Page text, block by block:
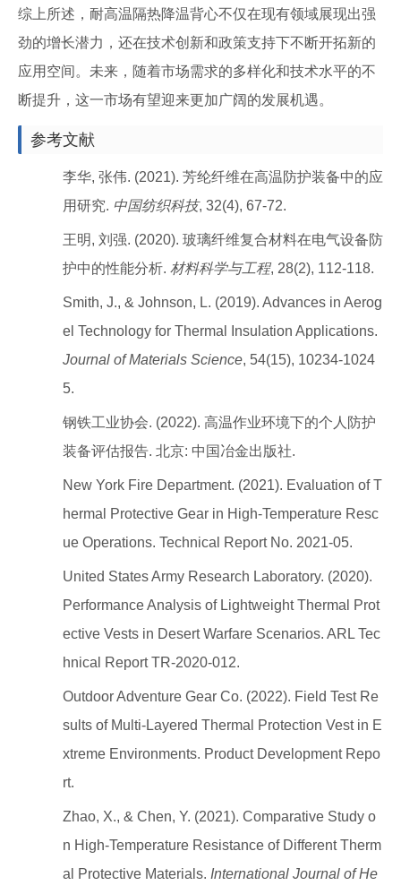
综上所述，耐高温隔热降温背心不仅在现有领域展现出强
劲的增长潜力，还在技术创新和政策支持下不断开拓新的
应用空间。未来，随着市场需求的多样化和技术水平的不
断提升，这一市场有望迎来更加广阔的发展机遇。
参考文献
李华, 张伟. (2021). 芳纶纤维在高温防护装备中的应
用研究. 中国纺织科技, 32(4), 67-72.
王明, 刘强. (2020). 玻璃纤维复合材料在电气设备防
护中的性能分析. 材料科学与工程, 28(2), 112-118.
Smith, J., & Johnson, L. (2019). Advances in Aerog
el Technology for Thermal Insulation Applications.
Journal of Materials Science, 54(15), 10234-1024
5.
钢铁工业协会. (2022). 高温作业环境下的个人防护
装备评估报告. 北京: 中国冶金出版社.
New York Fire Department. (2021). Evaluation of T
hermal Protective Gear in High-Temperature Resc
ue Operations. Technical Report No. 2021-05.
United States Army Research Laboratory. (2020).
Performance Analysis of Lightweight Thermal Prot
ective Vests in Desert Warfare Scenarios. ARL Tec
hnical Report TR-2020-012.
Outdoor Adventure Gear Co. (2022). Field Test Re
sults of Multi-Layered Thermal Protection Vest in E
xtreme Environments. Product Development Repo
rt.
Zhao, X., & Chen, Y. (2021). Comparative Study o
n High-Temperature Resistance of Different Therm
al Protective Materials. International Journal of He